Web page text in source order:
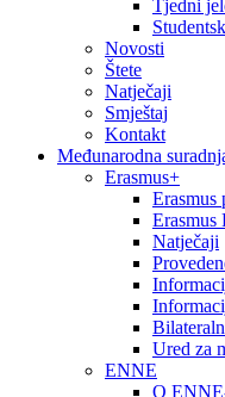
Tjedni
Novosti
Štete
Natječaji
Smještaj
Kontakt
Međunarodna
Erasmus+
Erasmus
Erasmus
Natječaji
Ured za
ENNE
O